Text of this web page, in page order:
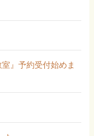
』予約受付始めま